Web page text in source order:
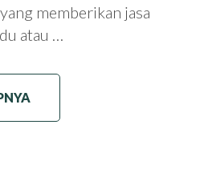
memberikan jasa
atau …